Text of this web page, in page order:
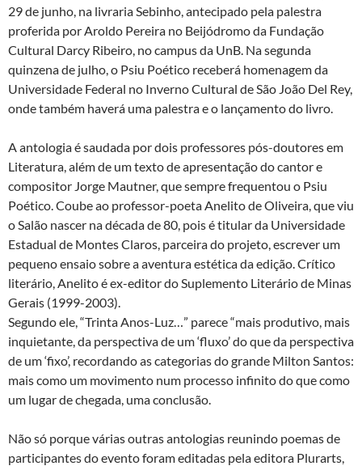
29 de junho, na livraria Sebinho, antecipado pela palestra
proferida por Aroldo Pereira no Beijódromo da Fundação
Cultural Darcy Ribeiro, no campus da UnB. Na segunda
quinzena de julho, o Psiu Poético receberá homenagem da
Universidade Federal no Inverno Cultural de São João Del Rey,
onde também haverá uma palestra e o lançamento do livro.
A antologia é saudada por dois professores pós-doutores em
Literatura, além de um texto de apresentação do cantor e
compositor Jorge Mautner, que sempre frequentou o Psiu
Poético. Coube ao professor-poeta Anelito de Oliveira, que viu
o Salão nascer na década de 80, pois é titular da Universidade
Estadual de Montes Claros, parceira do projeto, escrever um
pequeno ensaio sobre a aventura estética da edição. Crítico
literário, Anelito é ex-editor do Suplemento Literário de Minas
Gerais (1999-2003).
Segundo ele, “Trinta Anos-Luz…” parece “mais produtivo, mais
inquietante, da perspectiva de um ‘fluxo’ do que da perspectiva
de um ‘fixo’, recordando as categorias do grande Milton Santos:
mais como um movimento num processo infinito do que como
um lugar de chegada, uma conclusão.
Não só porque várias outras antologias reunindo poemas de
participantes do evento foram editadas pela editora Plurarts,